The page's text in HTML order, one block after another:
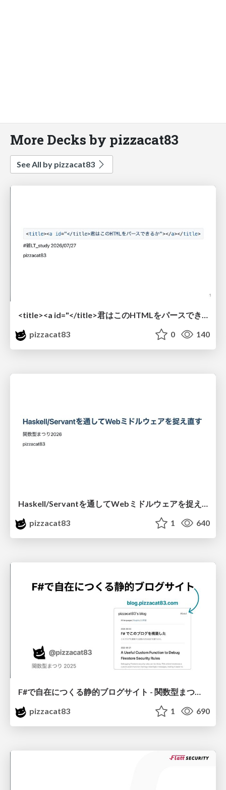
More Decks by pizzacat83
See All by pizzacat83
<title><a id="</title>君はこのHTMLをパースできるか"></a></title> #雑LT_study
pizzacat83
0 140
pizzacat83
1 640
F#で自在につくる静的ブログサイト - 関数型まつり2025
pizzacat83
1 690